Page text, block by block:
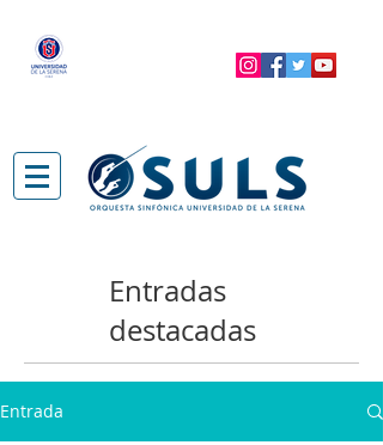
Entradas
destacadas
Entrada